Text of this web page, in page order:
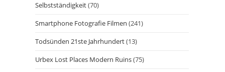
Selbstständigkeit(70)
Smartphone Fotografie Filmen (241)
Todsünden 21ste Jahrhundert(13)
Urbex Lost Places Modern Ruins(75)